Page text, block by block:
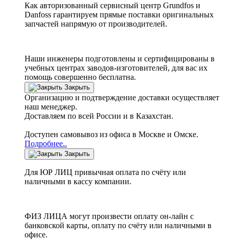
Как авторизованный сервисный центр Grundfos и
Danfoss гарантируем прямые поставки оригинальных
запчастей напрямую от производителей.
Наши инженеры подготовлены и сертифицированы в
учебных центрах заводов-изготовителей, для вас их
помощь совершенно бесплатна.
Закрыть
Организацию и подтверждение доставки осуществляет
наш менеджер.
Доставляем по всей России и в Казахстан.
Доступен самовывоз из офиса в Москве и Омске.
Подробнее..
Закрыть
Для ЮР ЛИЦ привычная оплата по счёту или
наличными в кассу компании.
ФИЗ ЛИЦА могут произвести оплату он-лайн с
банковской карты, оплату по счёту или наличными в
офисе.